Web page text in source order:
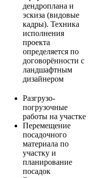
дендроплана и
эскиза (видовые
кадры). Техника
исполнения
проекта
определяется по
договорённости с
ландшафтным
дизайнером
Разгрузо-
погрузочные
работы на участке
Перемещение
посадочного
материала по
участку и
планирование
посадок